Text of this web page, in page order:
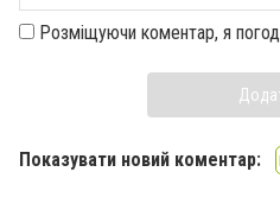
Розміщуючи коментар, я
Показувати новий коментар: